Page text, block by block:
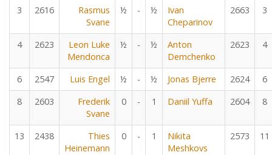
3 2616
Rasmus
Svane
½ - ½
Ivan
Cheparinov
2663 3
4 2623
Leon Luke
Mendonca
½ - ½
Anton
Demchenko
2623 4
6 2547 Luis Engel ½ - ½ Jonas Bjerre 2624
6
8
2603
Frederik
Svane
0 - 1 Daniil Yuffa 2604 8
13 2438
Thies
Heinemann
0 - 1
Nikita
Meshkovs
2573 11